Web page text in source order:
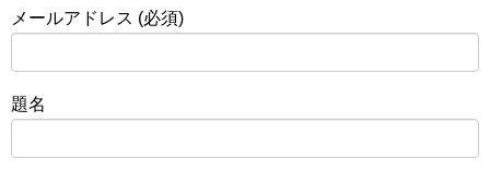
メールアドレス (必須)
題名